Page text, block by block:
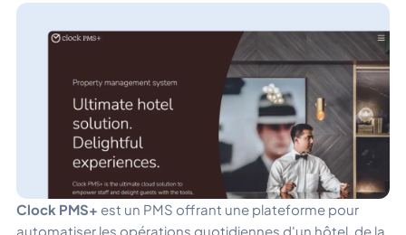
Clock PMS+ est un PMS offrant une plateforme pour
automatiser les opérations quotidiennes d'un hôtel, de la